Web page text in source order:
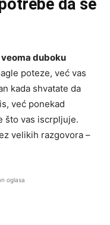
da se
duboku
poteze, već vas
kada shvatate da
već ponekad
što vas iscrpljuje.
velikih razgovora –
oglasa